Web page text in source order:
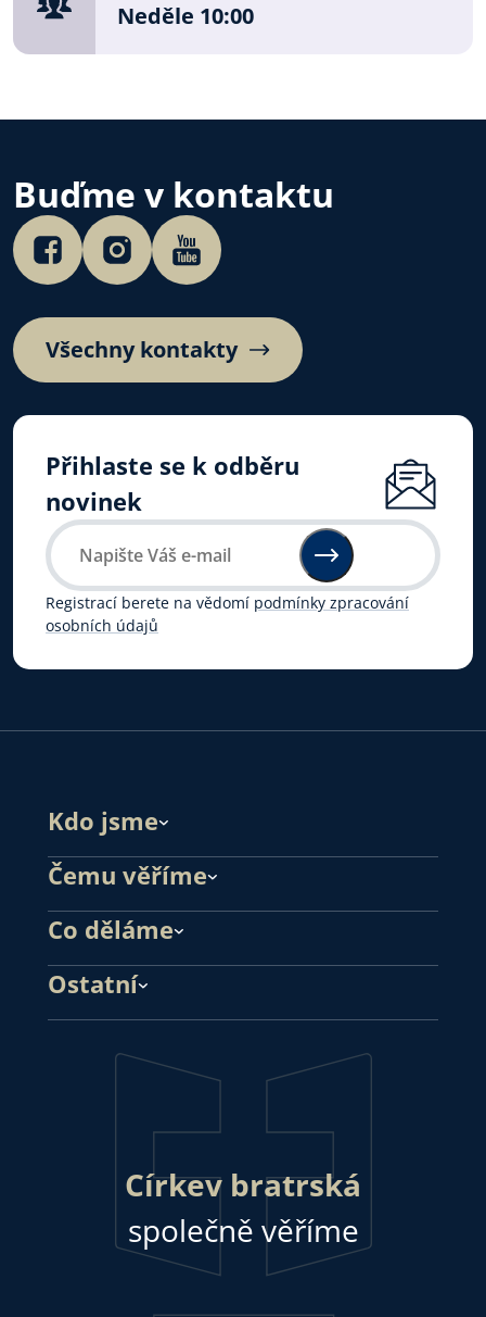
Neděle 10:00
Buďme v kontaktu
Všechny kontakty
Přihlaste se k odběru
novinek
Registrací berete na vědomí podmínky zpracování
osobních údajů
Kdo jsme
Čemu věříme
Co děláme
Ostatní
Církev bratrská
společně věříme